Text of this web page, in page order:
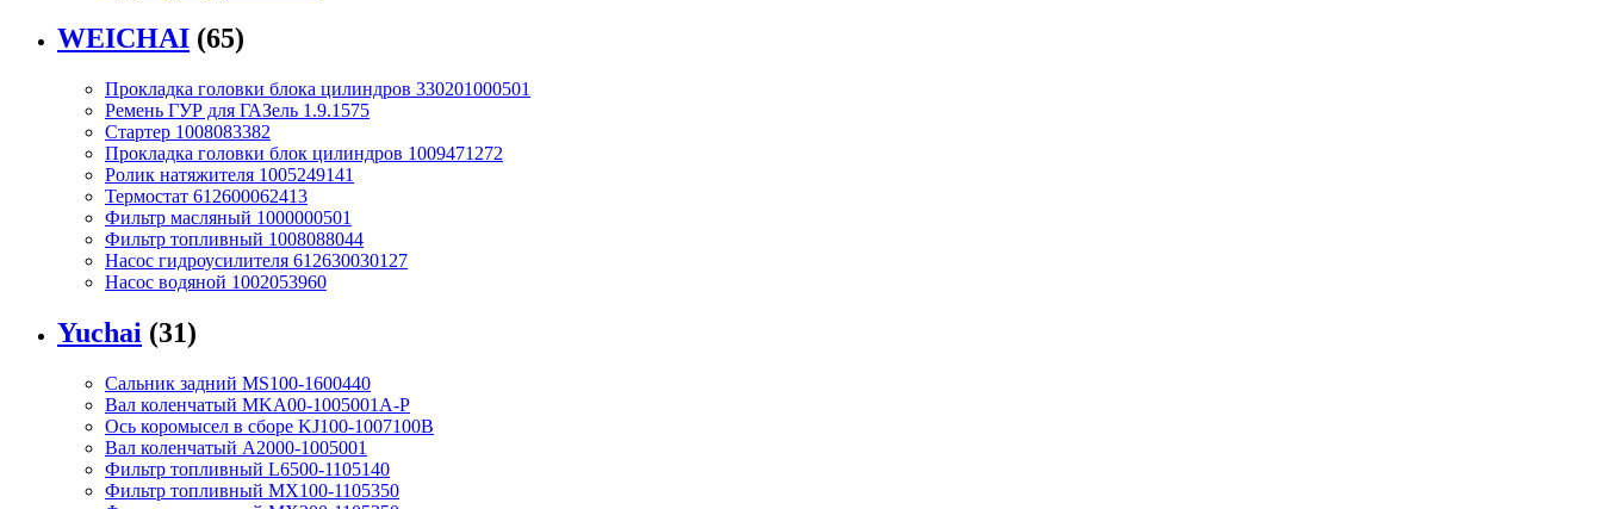
WEICHAI (65)
Прокладка головки блока цилиндров 330201000501
Ремень ГУР для ГАЗель 1.9.1575
Стартер 1008083382
Прокладка головки блок цилиндров 1009471272
Ролик натяжителя 1005249141
Термостат 612600062413
Фильтр масляный 1000000501
Фильтр топливный 1008088044
Насос гидроусилителя 612630030127
Насос водяной 1002053960
Yuchai (31)
Сальник задний MS100-1600440
Вал коленчатый MKA00-1005001A-P
Ось коромысел в сборе KJ100-1007100B
Вал коленчатый A2000-1005001
Фильтр топливный L6500-1105140
Фильтр топливный MX100-1105350